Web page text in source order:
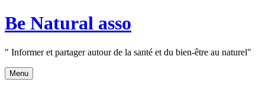
Aller
au
Be Natural asso
" Informer et partager autour de la santé et du bien-être au naturel"
Menu